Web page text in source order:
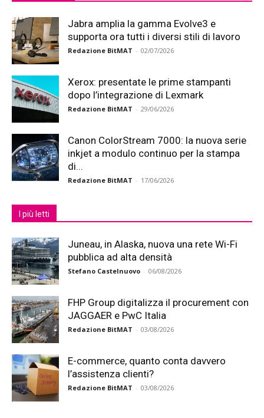
Jabra amplia la gamma Evolve3 e
supporta ora tutti i diversi stili di lavoro
Redazione BitMAT - 02/07/2026
Xerox: presentate le prime stampanti
dopo l’integrazione di Lexmark
Redazione BitMAT - 29/06/2026
Canon ColorStream 7000: la nuova serie
inkjet a modulo continuo per la stampa
di...
Redazione BitMAT - 17/06/2026
I più letti
Juneau, in Alaska, nuova una rete Wi-Fi
pubblica ad alta densità
Stefano Castelnuovo - 06/08/2026
FHP Group digitalizza il procurement con
JAGGAER e PwC Italia
Redazione BitMAT - 03/08/2026
E-commerce, quanto conta davvero
l’assistenza clienti?
Redazione BitMAT - 03/08/2026